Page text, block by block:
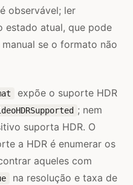
observável; ler
estado atual, que pode
se o formato não
expõe o suporte HDR
; nem
suporta HDR. O
a HDR é enumerar os
aqueles com
na resolução e taxa de